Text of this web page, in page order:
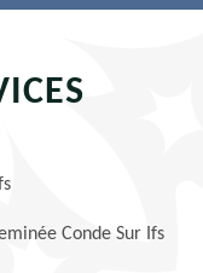
Conde Sur Ifs